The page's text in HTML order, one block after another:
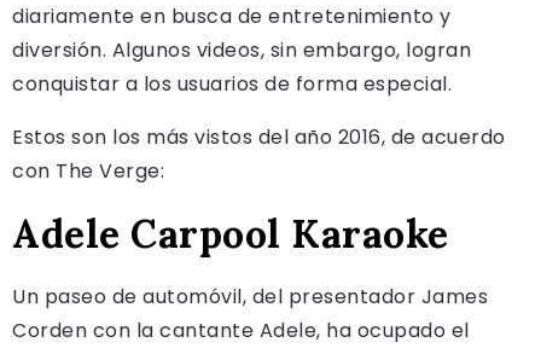
diariamente en busca de entretenimiento y
diversión. Algunos videos, sin embargo, logran
conquistar a los usuarios de forma especial.
Estos son los más vistos del año 2016, de acuerdo
con The Verge:
Adele Carpool Karaoke
Un paseo de automóvil, del presentador James
Corden con la cantante Adele, ha ocupado el